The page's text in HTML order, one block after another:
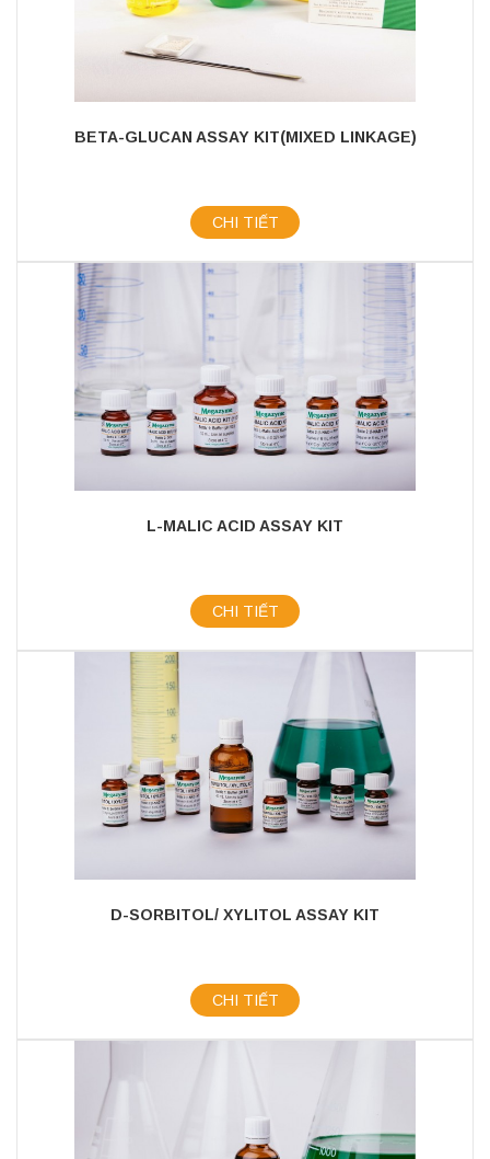
BETA-GLUCAN ASSAY KIT(MIXED LINKAGE)
CHI TIẾT
L-MALIC ACID ASSAY KIT
CHI TIẾT
D-SORBITOL/ XYLITOL ASSAY KIT
CHI TIẾT